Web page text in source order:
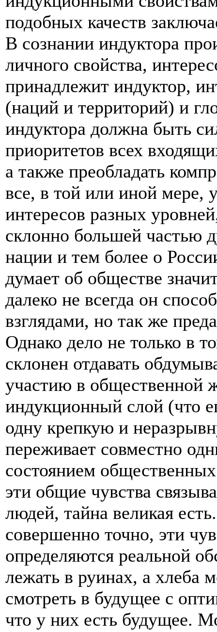
подобных качеств
В сознании индуктора
личного свойства,
принадлежит индуктор,
(наций и территорий) и
индуктора должна быть
приоритетов всех
а также преобладать
все, в той или иной мере,
интересов разных
склонно большей частью
нации и тем более о
думает об обществе
далеко не всегда он
взглядами, но так же
Однако дело не только в
склонен отдавать
участию в общественной
индукционный слой (что
одну крепкую и
переживает совместно
состоянием
эти общие чувства
людей, тайна великая
совершенно точно, эти
определяются реальной
лежать в руинах, а хлеба
смотреть в будущее с
что у них есть будущее.